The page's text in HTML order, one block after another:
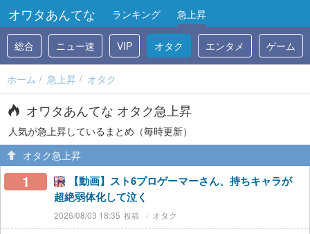
オワタあんてな ランキング 急上昇
総合 ニュー速 VIP オタク エンタメ ゲーム
ホーム 急上昇 オタク
オワタあんてな オタク急上昇
人気が急上昇しているまとめ（毎時更新）
オタク急上昇
1
【動画】スト6プロゲーマーさん、持ちキャラが
超絶弱体化して泣く
2026/08/03 18:35 オタク